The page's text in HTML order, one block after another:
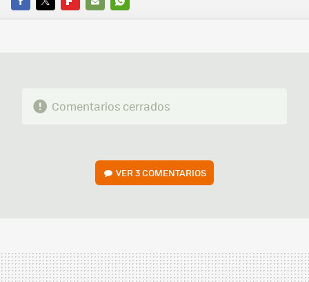
FACEBOOK
TWITTERFLIPBOARD
E-
WHATSAPP
Comentarios cerrados
VER3 COMENTARIOS